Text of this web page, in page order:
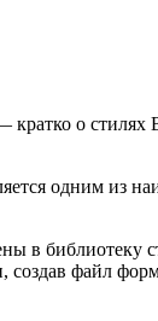
о стилях
одним из
в
создав файл